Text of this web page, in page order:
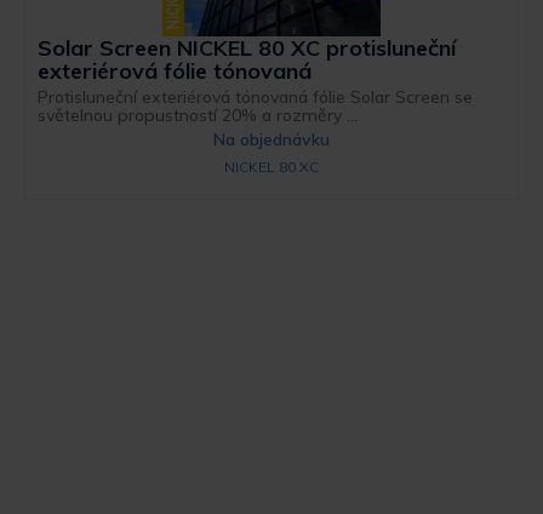
Solar Screen NICKEL 80 XC protisluneční
exteriérová fólie tónovaná
Protisluneční exteriérová tónovaná fólie Solar Screen se
světelnou propustností 20% a rozměry ...
Na objednávku
NICKEL 80 XC